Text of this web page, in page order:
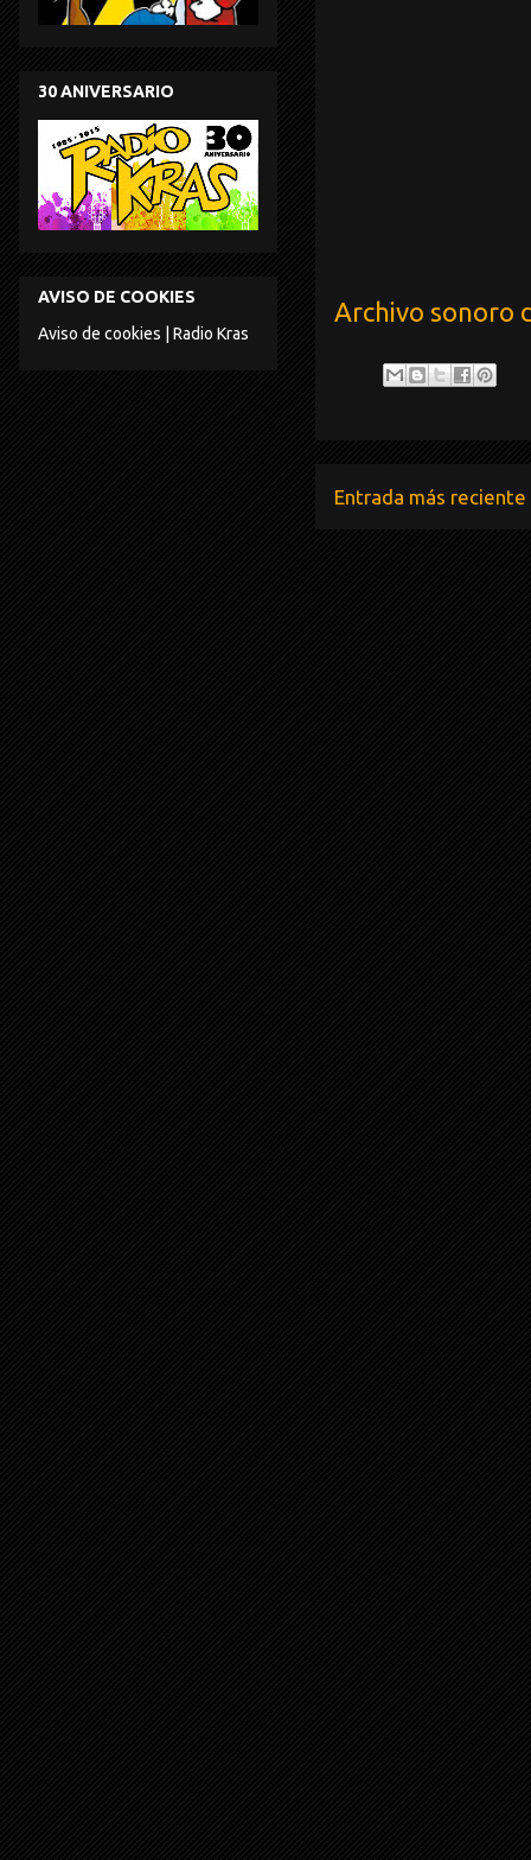
Archivo sonoro
Entrada más reciente
30 ANIVERSARIO
AVISO DE COOKIES
Aviso de cookies | Radio Kras